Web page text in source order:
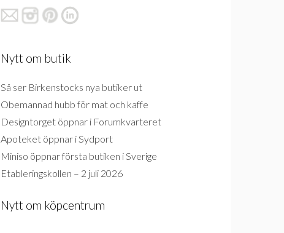
Nytt om butik
Så ser Birkenstocks nya butiker ut
Obemannad hubb för mat och kaffe
Designtorget öppnar i Forumkvarteret
Apoteket öppnar i Sydport
Miniso öppnar första butiken i Sverige
Etableringskollen – 2 juli 2026
Nytt om köpcentrum